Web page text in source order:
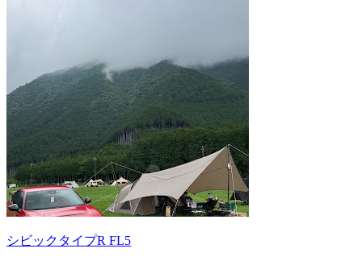
シビックタイプR FL5